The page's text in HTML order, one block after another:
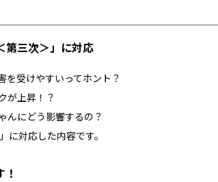
第三次＞」に対応
を受けやすいってホント？
が上昇！？
んにどう影響するの？
に対応した内容です。